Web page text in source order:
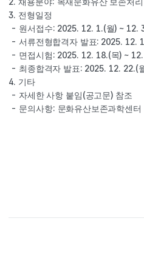
채용분야 목재문화유산 보존처
3. 전형일정
- 원서접수: 2025. 12. 1.(월) ~ 12.
- 서류전형합격자 발표: 2025. 12.
- 면접시험: 2025. 12. 18.(목) ~
- 최종합격자 발표: 2025. 12. 22.(
4. 기타
- 자세한 사항 붙임(공고문) 참조
- 문의사항: 문화유산보존과학센